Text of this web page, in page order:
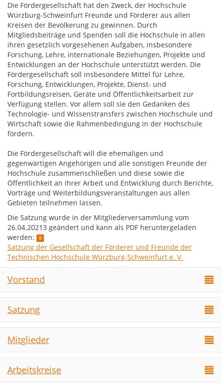
Die Fördergesellschaft hat den Zweck, der Hochschule
Würzburg-Schweinfurt Freunde und Förderer aus allen
Kreisen der Bevölkerung zu gewinnen. Durch
Mitgliedsbeiträge und Spenden soll die Hochschule in allen
ihren gesetzlich vorgesehenen Aufgaben, insbesondere
Forschung, Lehre, internationale Beziehungen, Projekte und
Entwicklungen an der Hochschule unterstützt werden. Die
Fördergesellschaft soll insbesondere Mittel für Lehre,
Forschung, Entwicklungen, Projekte, Dienst- und
Fortbildungsreisen, Geräte und Öffentlichkeitsarbeit zur
Verfügung stellen. Vor allem soll sie den Gedanken des
Technologie- und Wissenstransfers zwischen Hochschule und
Wirtschaft sowie die Rahmenbedingung in der Hochschule
fördern.
Die Fördergesellschaft will die ehemaligen und
gegenwärtigen Angehörigen und alle sonstigen Freunde der
Hochschule zusammenschließen und diese sowie die
Öffentlichkeit an ihrer Arbeit und Entwicklung durch Berichte,
Vorträge und Weiterbildungsveranstaltungen aus allen
Gebieten teilnehmen lassen.
Die Satzung wurde in der Mitgliederversammlung vom
26.04.20213 geändert und kann als PDF heruntergeladen
werden:
Satzung der Gesellschaft der Förderer und Freunde der
Technischen Hochschule Würzburg-Schweinfurt e. V.
Vorstand
Satzung
Mitglieder
Arbeitskreise